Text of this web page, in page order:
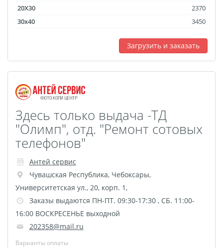
20X30
2370
30x40
3450
Загрузить и заказать
Здесь только выдача -ТД
"Олимп", отд. "Ремонт сотовых
телефонов"
Антей сервис
Чувашская Республика, Чебоксары,
Университетская ул., 20, корп. 1,
Заказы выдаются ПН-ПТ. 09:30-17:30 , СБ. 11:00-
16:00 ВОСКРЕСЕНЬЕ выходной
202358@mail.ru
Варианты оплаты